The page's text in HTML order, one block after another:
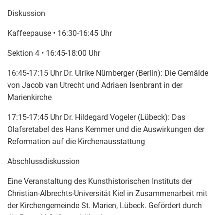
Diskussion
Kaffeepause • 16:30-16:45 Uhr
Sektion 4 • 16:45-18:00 Uhr
16:45-17:15 Uhr Dr. Ulrike Nürnberger (Berlin): Die Gemälde
von Jacob van Utrecht und Adriaen Isenbrant in der
Marienkirche
17:15-17:45 Uhr Dr. Hildegard Vogeler (Lübeck): Das
Olafsretabel des Hans Kemmer und die Auswirkungen der
Reformation auf die Kirchenausstattung
Abschlussdiskussion
Eine Veranstaltung des Kunsthistorischen Instituts der
Christian-Albrechts-Universität Kiel in Zusammenarbeit mit
der Kirchengemeinde St. Marien, Lübeck. Gefördert durch